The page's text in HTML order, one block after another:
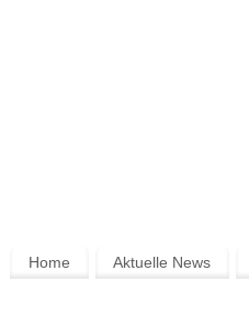
Home Aktuelle News